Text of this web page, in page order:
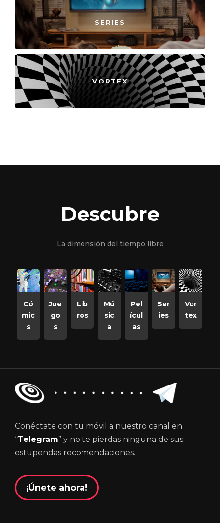
SERIES
VORTEX
Descubre
La dimensión del tiempo libre
Có
mic
s
Jue
go
s
Lib
ros
Mú
sic
a
Pel
ícul
as
Ser
ies
Vor
tex
Conéctate con tu móvil a nuestro canal en
“Telegram” y no te pierdas ninguna de sus
estupendas recomendaciones.
¡Únete ahora!